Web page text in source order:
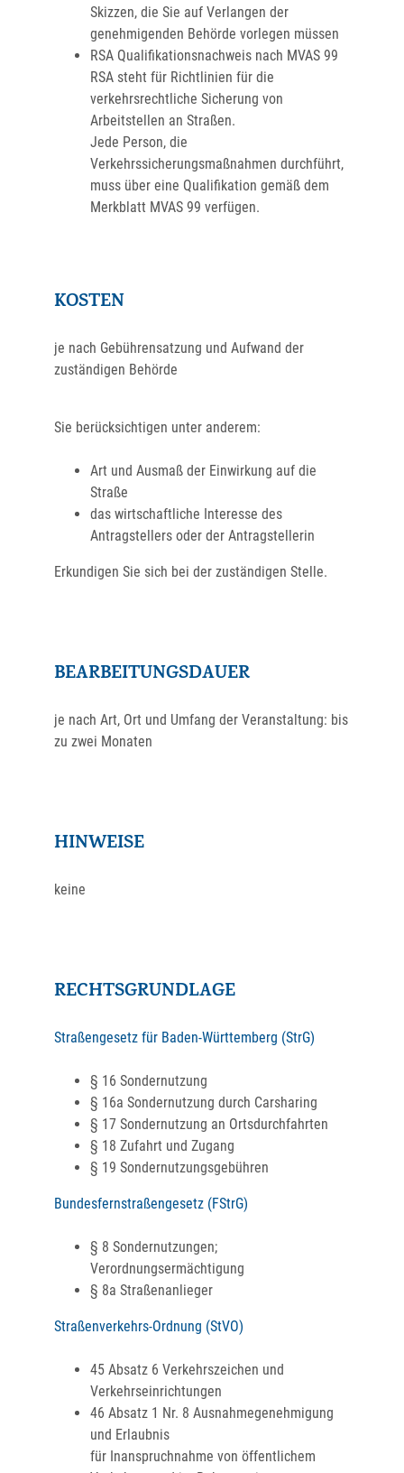
Skizzen, die Sie auf Verlangen der
genehmigenden Behörde vorlegen müssen
RSA Qualifikationsnachweis nach MVAS 99
RSA steht für Richtlinien für die
verkehrsrechtliche Sicherung von
Arbeitstellen an Straßen.
Jede Person, die
Verkehrssicherungsmaßnahmen durchführt,
muss über eine Qualifikation gemäß dem
Merkblatt MVAS 99 verfügen.
KOSTEN
je nach Gebührensatzung und Aufwand der
zuständigen Behörde
Sie berücksichtigen unter anderem:
Art und Ausmaß der Einwirkung auf die
Straße
das wirtschaftliche Interesse des
Antragstellers oder der Antragstellerin
Erkundigen Sie sich bei der zuständigen Stelle.
BEARBEITUNGSDAUER
je nach Art, Ort und Umfang der Veranstaltung: bis
zu zwei Monaten
HINWEISE
keine
RECHTSGRUNDLAGE
Straßengesetz für Baden-Württemberg (StrG)
§ 16 Sondernutzung
§ 16a Sondernutzung durch Carsharing
§ 17 Sondernutzung an Ortsdurchfahrten
§ 18 Zufahrt und Zugang
§ 19 Sondernutzungsgebühren
Bundesfernstraßengesetz (FStrG)
§ 8 Sondernutzungen;
Verordnungsermächtigung
§ 8a Straßenanlieger
Straßenverkehrs-Ordnung (StVO)
45 Absatz 6 Verkehrszeichen und
Verkehrseinrichtungen
46 Absatz 1 Nr. 8 Ausnahmegenehmigung
und Erlaubnis
für Inanspruchnahme von öffentlichem